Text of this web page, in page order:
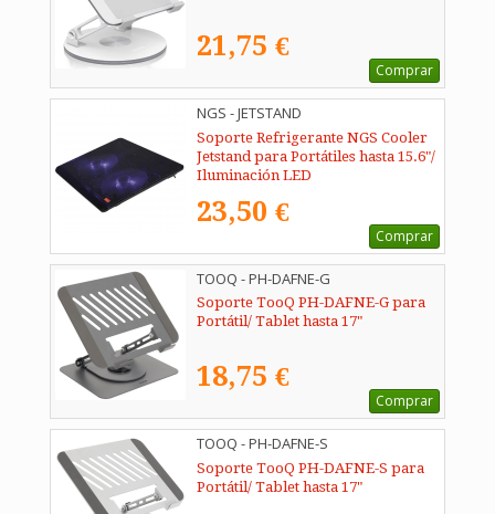
21,75 €
Comprar
NGS - JETSTAND
Soporte Refrigerante NGS Cooler
Jetstand para Portátiles hasta 15.6"/
Iluminación LED
23,50 €
Comprar
TOOQ - PH-DAFNE-G
Soporte TooQ PH-DAFNE-G para
Portátil/ Tablet hasta 17"
18,75 €
Comprar
TOOQ - PH-DAFNE-S
Soporte TooQ PH-DAFNE-S para
Portátil/ Tablet hasta 17"